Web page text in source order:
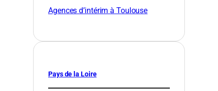
Agences d’intérim à Toulouse
Pays de la Loire